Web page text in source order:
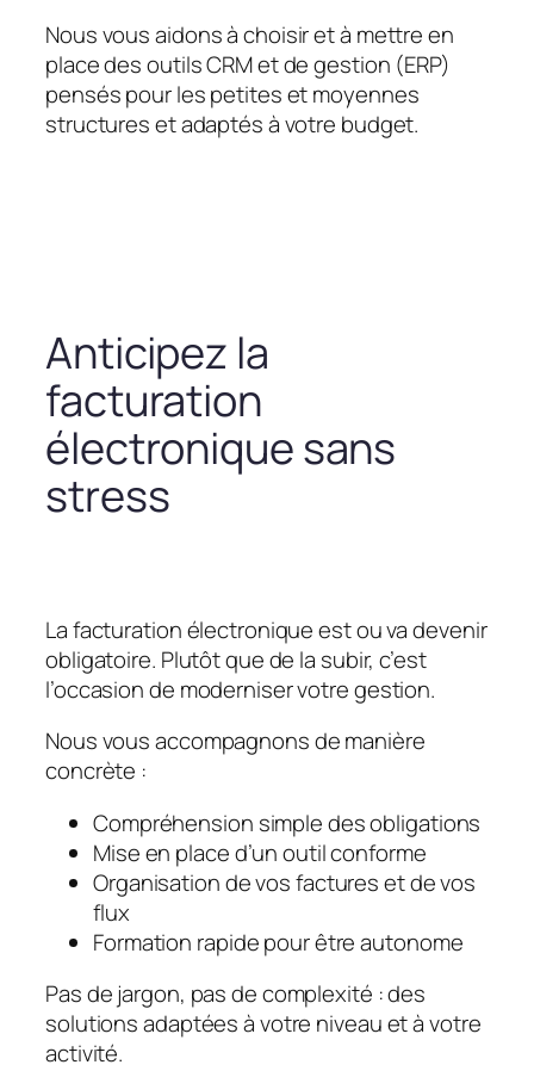
Nous vous aidons à choisir et à mettre en
place des outils CRM et de gestion (ERP)
pensés pour les petites et moyennes
structures et adaptés à votre budget.
Anticipez la
facturation
électronique sans
stress
La facturation électronique est ou va devenir
obligatoire. Plutôt que de la subir, c’est
l’occasion de moderniser votre gestion.
Nous vous accompagnons de manière
concrète :
Compréhension simple des obligations
Mise en place d’un outil conforme
Organisation de vos factures et de vos
flux
Formation rapide pour être autonome
Pas de jargon, pas de complexité : des
solutions adaptées à votre niveau et à votre
activité.